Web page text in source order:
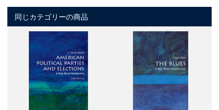
同じカテゴリーの商品